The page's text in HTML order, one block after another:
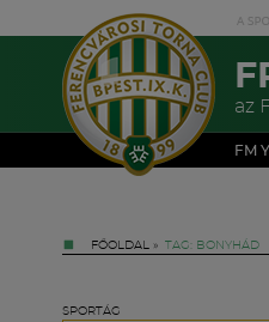
az
FM
FŐOLDAL » TAG: BONYHÁD
SPORTÁG